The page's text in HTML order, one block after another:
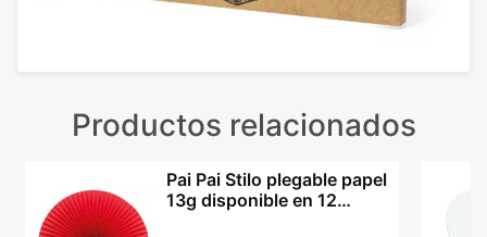
Productos relacionados
Pai Pai Stilo plegable papel
13g disponible en 12